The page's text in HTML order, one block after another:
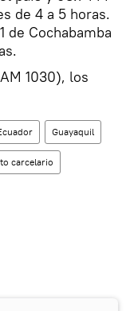
de 4 a 5 horas.
de Cochabamba
1030), los
Guayaquil
carcelario